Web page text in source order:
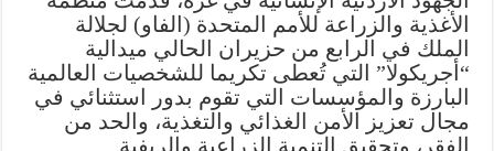
الأغذية والزراعة للأمم المتحدة (الفاو) لجلالة
الملك في الرابع من حزيران الحالي ميدالية
“أجريكولا” التي تُعطى تكريما للشخصيات العالمية
البارزة والمؤسسات التي تقوم بدور استثنائي في
مجال تعزيز الأمن الغذائي والتغذية، والحد من
الفقر، وتحقيق التنمية الزراعية والريفية